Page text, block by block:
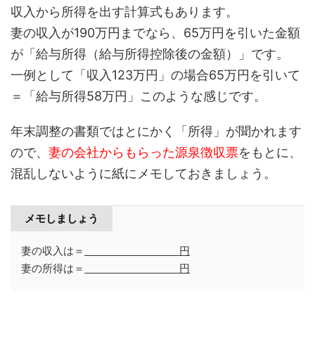
収入から所得を出す計算式もあります。
妻の収入が190万円までなら、65万円を引いた金額
が「給与所得（給与所得控除後の金額）」です。
一例として「収入123万円」の場合65万円を引いて
＝「給与所得58万円」このような感じです。
年末調整の書類ではとにかく「所得」が聞かれます
ので、 妻の会社からもらった源泉徴収票をもとに、
混乱しないように紙にメモしておきましょう。
メモしましょう
妻の収入は＝
円
妻の所得は＝
円